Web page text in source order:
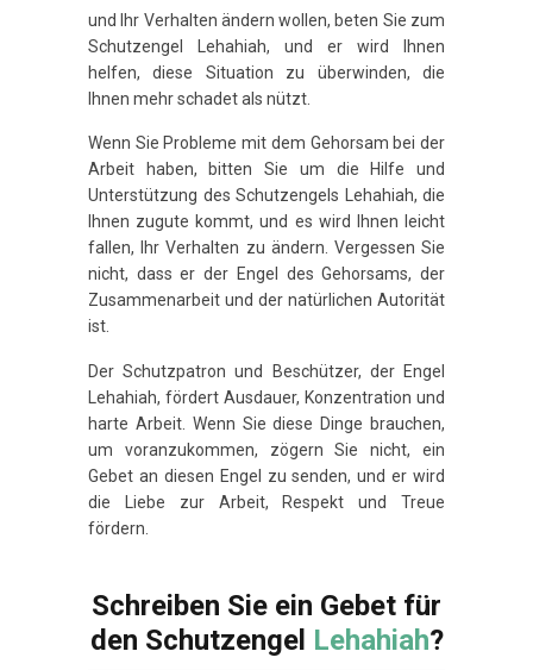
und Ihr Verhalten ändern wollen, beten Sie zum
Schutzengel Lehahiah, und er wird Ihnen
helfen, diese Situation zu überwinden, die
Ihnen mehr schadet als nützt.
Wenn Sie Probleme mit dem Gehorsam bei der
Arbeit haben, bitten Sie um die Hilfe und
Unterstützung des Schutzengels Lehahiah, die
Ihnen zugute kommt, und es wird Ihnen leicht
fallen, Ihr Verhalten zu ändern. Vergessen Sie
nicht, dass er der Engel des Gehorsams, der
Zusammenarbeit und der natürlichen Autorität
ist.
Der Schutzpatron und Beschützer, der Engel
Lehahiah, fördert Ausdauer, Konzentration und
harte Arbeit. Wenn Sie diese Dinge brauchen,
um voranzukommen, zögern Sie nicht, ein
Gebet an diesen Engel zu senden, und er wird
die Liebe zur Arbeit, Respekt und Treue
fördern.
Schreiben Sie ein Gebet für
den Schutzengel Lehahiah?